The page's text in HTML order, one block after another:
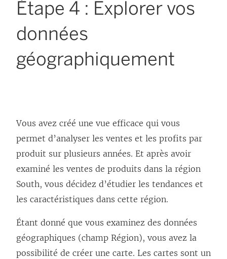
Étape 4 : Explorer vos
données
géographiquement
Vous avez créé une vue efficace qui vous
permet d’analyser les ventes et les profits par
produit sur plusieurs années. Et après avoir
examiné les ventes de produits dans la région
South, vous décidez d’étudier les tendances et
les caractéristiques dans cette région.
Étant donné que vous examinez des données
géographiques (champ Région), vous avez la
possibilité de créer une carte. Les cartes sont un